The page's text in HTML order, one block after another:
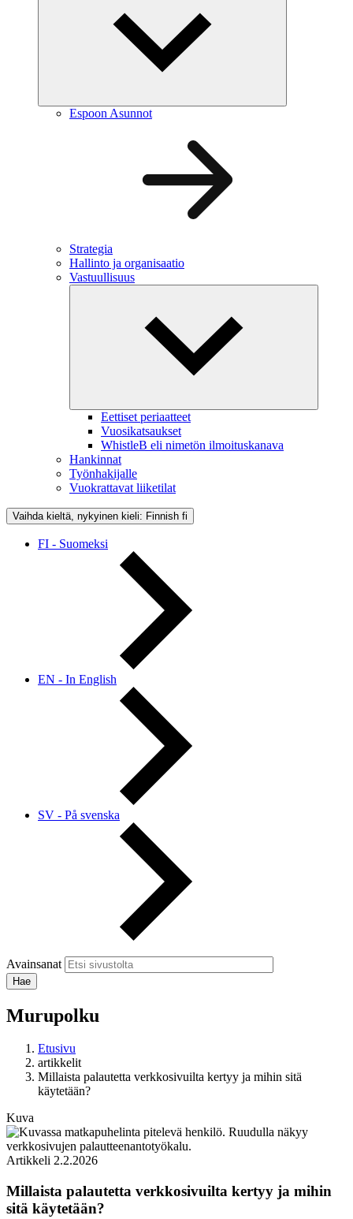
Espoon Asunnot
Strategia
Hallinto ja organisaatio
Vastuullisuus
Eettiset periaatteet
Vuosikatsaukset
WhistleB eli nimetön ilmoituskanava
Hankinnat
Työnhakijalle
Vuokrattavat liiketilat
Vaihda kieltä, nykyinen kieli: Finnish fi
FI - Suomeksi
EN - In English
SV - På svenska
Avainsanat
Murupolku
Etusivu
artikkelit
Millaista palautetta verkkosivuilta kertyy ja mihin sitä
käytetään?
Kuva
Artikkeli 2.2.2026
Millaista palautetta verkkosivuilta kertyy ja mihin
sitä käytetään?